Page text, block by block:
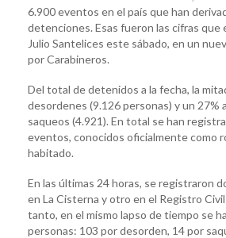
6.900 eventos en el país que han
detenciones. Esas fueron las cifras que
Julio Santelices este sábado, en un
por Carabineros.
Del total de detenidos a la fecha, la
desordenes (9.126 personas) y un 27%
saqueos (4.921). En total se han
eventos, conocidos oficialmente como
habitado.
En las últimas 24 horas, se registraron
en La Cisterna y otro en el Registro
tanto, en el mismo lapso de tiempo se
personas: 103 por desorden, 14 por